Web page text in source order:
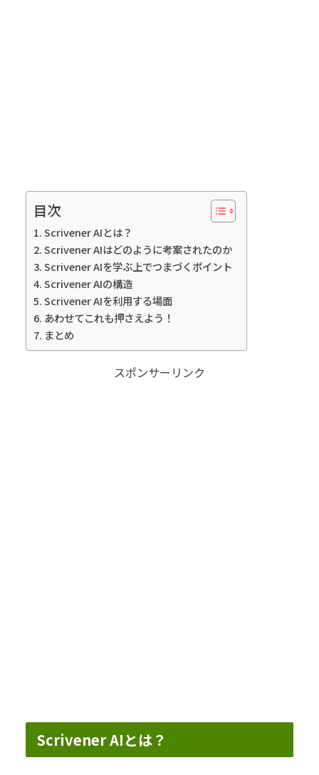
目次
Scrivener AIとは？
Scrivener AIはどのように考案されたのか
Scrivener AIを学ぶ上でつまづくポイント
Scrivener AIの構造
Scrivener AIを利用する場面
あわせてこれも押さえよう！
まとめ
スポンサーリンク
Scrivener AIとは？